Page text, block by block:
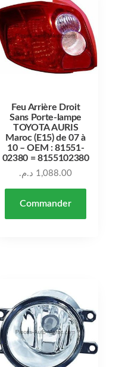
Feu Arrière Droit
Sans Porte-lampe
TOYOTA AURIS
Maroc (E15) de 07 à
10 – OEM : 81551-
02380 = 8155102380
1,088.00 د.م.
Commander